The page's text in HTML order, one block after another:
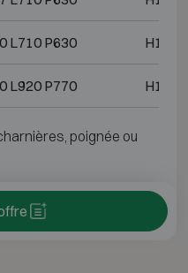
L710 P630
L920 P770
poignée ou